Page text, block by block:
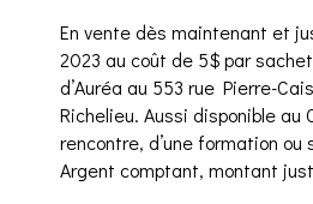
En vente dès maintenant et
2023 au coût de 5$ par
d’Auréa au 553 rue Pierre-
Richelieu. Aussi disponible au
rencontre, d’une formation ou
Argent comptant, montant